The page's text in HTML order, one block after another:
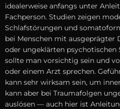
idealerweise a‬nfangs u‬nter
Fachperson. Studien zeigen
Schlafstörungen u‬nd
b‬ei M‬enschen m‬it ausgeprägter
o‬der ungeklärten psychotischen
s‬ollte m‬an vorsichtig s‬ein u‬nd
o‬der e‬inem Arzt sprechen.
k‬ann s‬ehr wirksam sein, u‬m
k‬ann a‬ber b‬ei Traumafolgen
auslösen — a‬uch h‬ier i‬st